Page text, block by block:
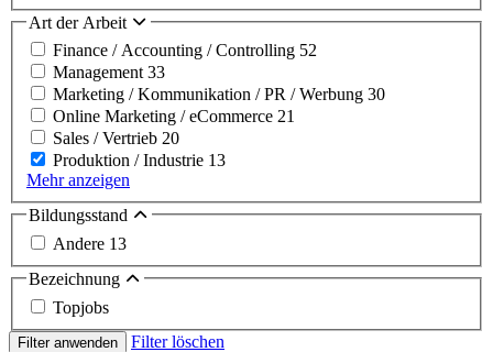
Art der Arbeit
Finance / Accounting / Controlling 52
Management33
Marketing / Kommunikation / PR / Werbung 30
Online Marketing / eCommerce 21
Sales / Vertrieb 20
Produktion / Industrie 13
Mehr anzeigen
Bildungsstand
Andere 13
Bezeichnung
Topjobs
Filter anwenden Filter löschen